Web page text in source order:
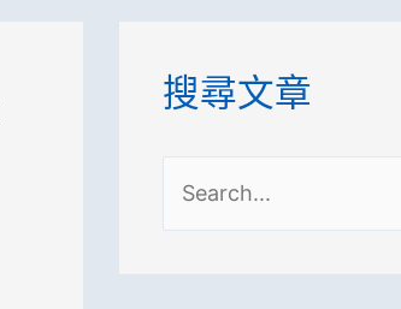
搜尋文章